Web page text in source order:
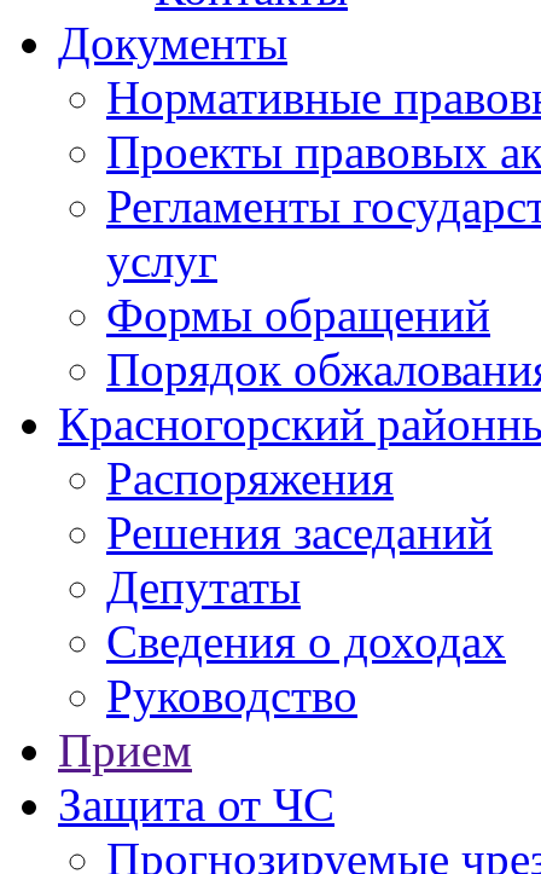
Документы
Нормативные
Проекты правовых
Регламенты
услуг
Формы обращений
Порядок
Красногорский
Распоряжения
Решения заседаний
Депутаты
Сведения о доходах
Руководство
Прием
Защита от ЧС
Прогнозируемые